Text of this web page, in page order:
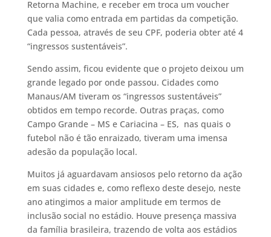
Retorna Machine, e receber em troca um voucher
que valia como entrada em partidas da competição.
Cada pessoa, através de seu CPF, poderia obter até 4
“ingressos sustentáveis”.
Sendo assim, ficou evidente que o projeto deixou um
grande legado por onde passou. Cidades como
Manaus/AM tiveram os “ingressos sustentáveis”
obtidos em tempo recorde. Outras praças, como
Campo Grande – MS e Cariacina – ES, nas quais o
futebol não é tão enraizado, tiveram uma imensa
adesão da população local.
Muitos já aguardavam ansiosos pelo retorno da ação
em suas cidades e, como reflexo deste desejo, neste
ano atingimos a maior amplitude em termos de
inclusão social no estádio. Houve presença massiva
da família brasileira, trazendo de volta aos estádios